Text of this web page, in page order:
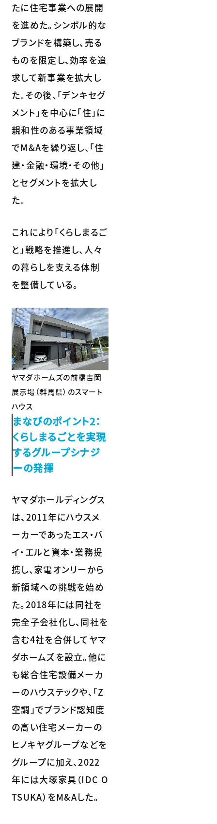
たに住宅事業への展開
を進めた。シンボル的な
ブランドを構築し、売る
ものを限定し、効率を追
求して新事業を拡大し
た。その後、「デンキセグ
メント」を中心に「住」に
親和性のある事業領域
でM&Aを繰り返し、「住
建・金融・環境・その他」
とセグメントを拡大し
た。
これにより「くらしまるご
と」戦略を推進し、人々
の暮らしを支える体制
を整備している。
ヤマダホームズの前橋吉岡
展示場（群馬県）のスマート
ハウス
まなびのポイント2：
くらしまるごとを実現
するグループシナジ
ーの発揮
ヤマダホールディングス
は、2011年にハウスメ
ーカーであったエス・バ
イ・エルと資本・業務提
携し、家電オンリーから
新領域への挑戦を始め
た。2018年には同社を
完全子会社化し、同社を
含む4社を合併してヤマ
ダホームズを設立。他に
も総合住宅設備メーカ
ーのハウステックや、「Z
空調」でブランド認知度
の高い住宅メーカーの
ヒノキヤグループなどを
グループに加え、2022
年には大塚家具（IDC O
TSUKA）をM&Aした。